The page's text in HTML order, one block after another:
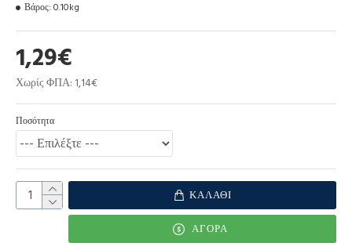
1,29€
Χωρίς ΦΠΑ: 1,14€
Βάρος: 0.10kg
Ποσότητα
ΚΑΛΆΘΙ
ΑΓΟΡΆ